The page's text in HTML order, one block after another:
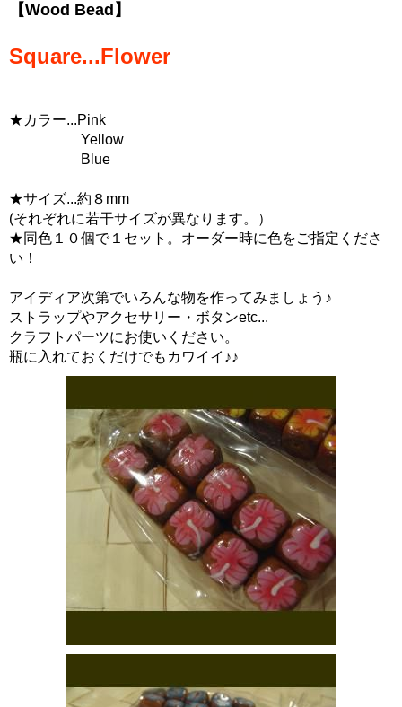
【Wood Bead】
Square...Flower
★カラー...Pink
Yellow
Blue
★サイズ...約８mm
(それぞれに若干サイズが異なります。）
★同色１０個で１セット。オーダー時に色をご指定くださ
い！
アイディア次第でいろんな物を作ってみましょう♪
ストラップやアクセサリー・ボタンetc...
クラフトパーツにお使いください。
瓶に入れておくだけでもカワイイ♪♪